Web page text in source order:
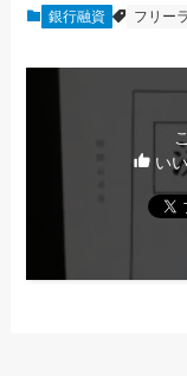
銀行融資 フリー
い